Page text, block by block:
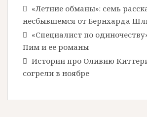
м
«Летние обманы»: семь
несбывшемся от Бернхарда
«Специалист по
Пим и ее романы
Истории про Оливию
согрели в ноябре